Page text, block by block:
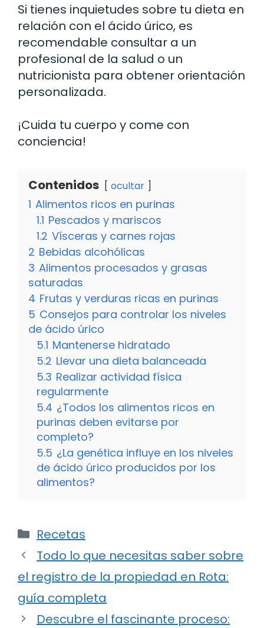
Si tienes inquietudes sobre tu dieta en
relación con el ácido úrico, es
recomendable consultar a un
profesional de la salud o un
nutricionista para obtener orientación
personalizada.
¡Cuida tu cuerpo y come con
conciencia!
Contenidos ocultar
1 Alimentos ricos en purinas
1.1 Pescados y mariscos
1.2 Vísceras y carnes rojas
2 Bebidas alcohólicas
3 Alimentos procesados y grasas
saturadas
4 Frutas y verduras ricas en purinas
5 Consejos para controlar los niveles
de ácido úrico
5.1 Mantenerse hidratado
5.2 Llevar una dieta balanceada
5.3 Realizar actividad física
regularmente
5.4 ¿Todos los alimentos ricos en
purinas deben evitarse por
completo?
5.5 ¿La genética influye en los niveles
de ácido úrico producidos por los
alimentos?
Categorías
Recetas
Todo lo que necesitas saber sobre
el registro de la propiedad en Rota:
guía completa
Descubre el fascinante proceso: